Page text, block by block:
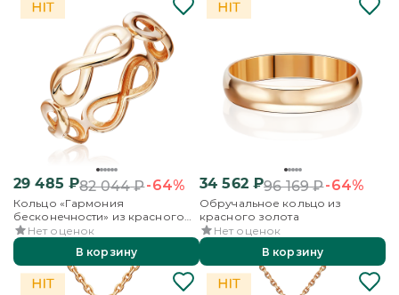
29 485 ₽82 044₽-64%
Кольцо «Гармония
бесконечности» из красного
золота
Нет оценок
В корзину
34 562₽96 169₽-64%
Обручальное кольцо из
красного золота
Нет оценок
В корзину